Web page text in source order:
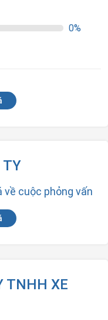
0%
TY
về cuộc phỏng vấn
TNHH XE